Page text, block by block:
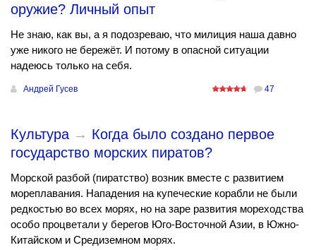
оружие? Личный опыт
Не знаю, как вы, а я подозреваю, что милиция наша давно
уже никого не бережёт. И потому в опасной ситуации
надеюсь только на себя.
Андрей Гусев 47
Культура→ Когда было создано первое
государство морских пиратов?
Морской разбой (пиратство) возник вместе с развитием
мореплавания. Нападения на купеческие корабли не были
редкостью во всех морях, но на заре развития мореходства
особо процветали у берегов Юго-Восточной Азии, в Южно-
Китайском и Средиземном морях.